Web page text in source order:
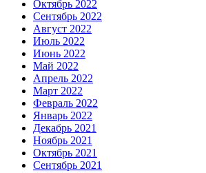
Октябрь 2022
Сентябрь 2022
Август 2022
Июль 2022
Июнь 2022
Май 2022
Апрель 2022
Март 2022
Февраль 2022
Январь 2022
Декабрь 2021
Ноябрь 2021
Октябрь 2021
Сентябрь 2021